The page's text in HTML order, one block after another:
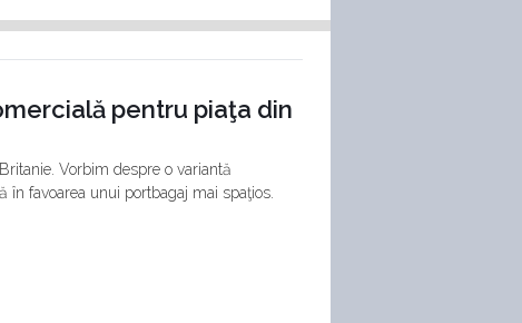
pentru piaţa din
Vorbim despre o variantă
favoarea unui portbagaj mai spaţios.